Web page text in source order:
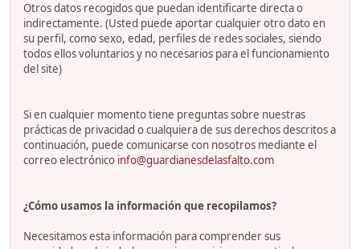
Otros datos recogidos que puedan identificarte directa o
indirectamente. (Usted puede aportar cualquier otro dato en
su perfil, como sexo, edad, perfiles de redes sociales, siendo
todos ellos voluntarios y no necesarios para el funcionamiento
del site)
Si en cualquier momento tiene preguntas sobre nuestras
prácticas de privacidad o cualquiera de sus derechos descritos a
continuación, puede comunicarse con nosotros mediante el
correo electrónico info@guardianesdelasfalto.com
¿Cómo usamos la información que recopilamos?
Necesitamos esta información para comprender sus